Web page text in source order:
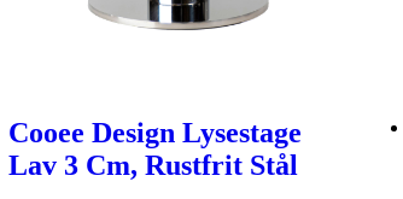
Cooee Design Lysestage
Lav 3 Cm, Rustfrit Stål